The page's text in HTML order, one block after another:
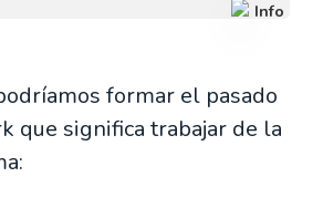
Info
formar el pasado
que significa trabajar de la